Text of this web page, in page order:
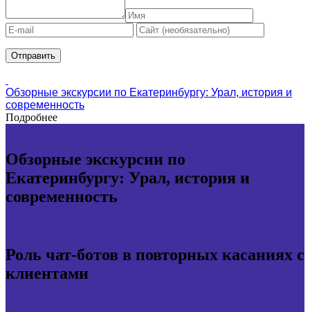
Обзорные экскурсии по Екатеринбургу: Урал, история и
современность
Подробнее
Обзорные экскурсии по
Екатеринбургу: Урал, история и
современность
Роль чат-ботов в повторных касаниях с
клиентами